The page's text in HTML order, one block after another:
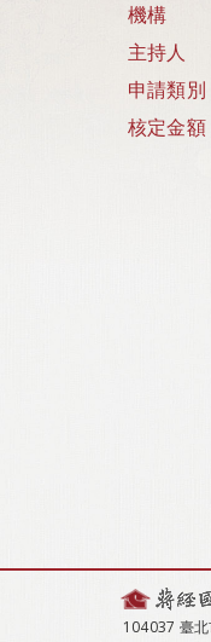
機構
主持人
申請類別
核定金額
104037 臺